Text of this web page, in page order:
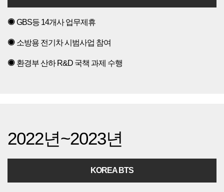
GBS등 14개사 업무제휴
소방용 전기차 시범사업 참여
환경부 산하 R&D 국책 과제 수행
2022년~2023년
KOREA BTS